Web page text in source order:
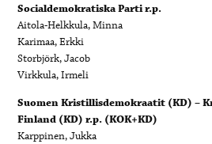
Socialdemokratiska Parti r.p.
Aitola-Helkkula, Minna
Karimaa, Erkki
Storbjörk, Jacob
Virkkula, Irmeli
Suomen Kristillisdemokraatit (KD) –
Finland (KD) r.p. (KOK+KD)
Karppinen, Jukka